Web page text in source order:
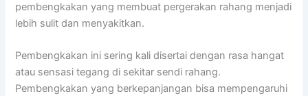
pembengkakan yang membuat pergerakan rahang menjadi
lebih sulit dan menyakitkan.
Pembengkakan ini sering kali disertai dengan rasa hangat
atau sensasi tegang di sekitar sendi rahang.
Pembengkakan yang berkepanjangan bisa mempengaruhi